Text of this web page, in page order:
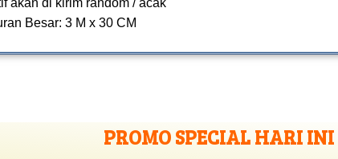
akan di kirim random / acak
Besar: 3 M x 30 CM
PROMO SPECIAL HARI INI